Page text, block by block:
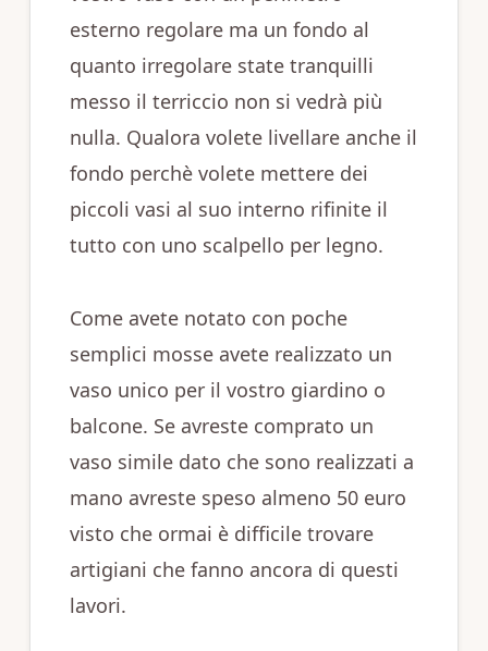
esterno regolare ma un fondo al
quanto irregolare state tranquilli
messo il terriccio non si vedrà più
nulla. Qualora volete livellare anche il
fondo perchè volete mettere dei
piccoli vasi al suo interno rifinite il
tutto con uno scalpello per legno.
Come avete notato con poche
semplici mosse avete realizzato un
vaso unico per il vostro giardino o
balcone. Se avreste comprato un
vaso simile dato che sono realizzati a
mano avreste speso almeno 50 euro
visto che ormai è difficile trovare
artigiani che fanno ancora di questi
lavori.